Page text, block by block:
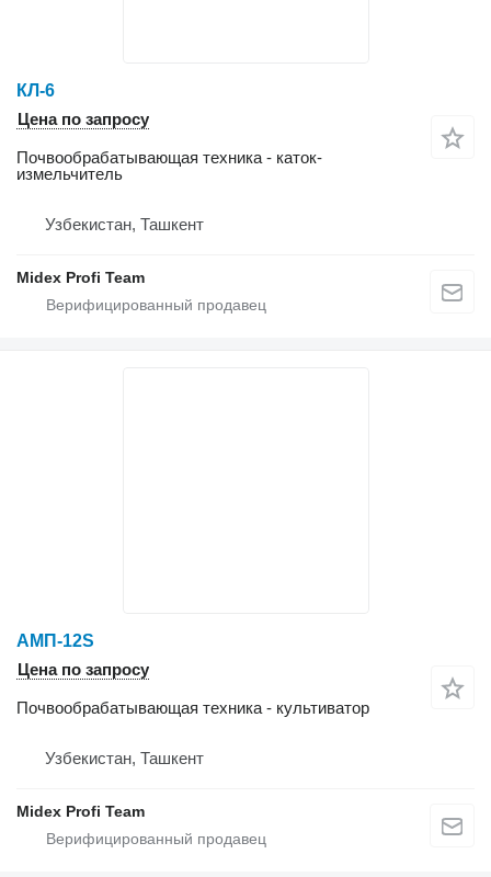
КЛ-6
Цена по запросу
Почвообрабатывающая техника - каток-
измельчитель
Узбекистан, Ташкент
Midex Profi Team
АМП-12S
Цена по запросу
Почвообрабатывающая техника - культиватор
Узбекистан, Ташкент
Midex Profi Team